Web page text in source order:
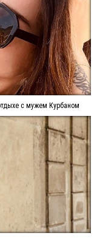
с мужем Курбаном